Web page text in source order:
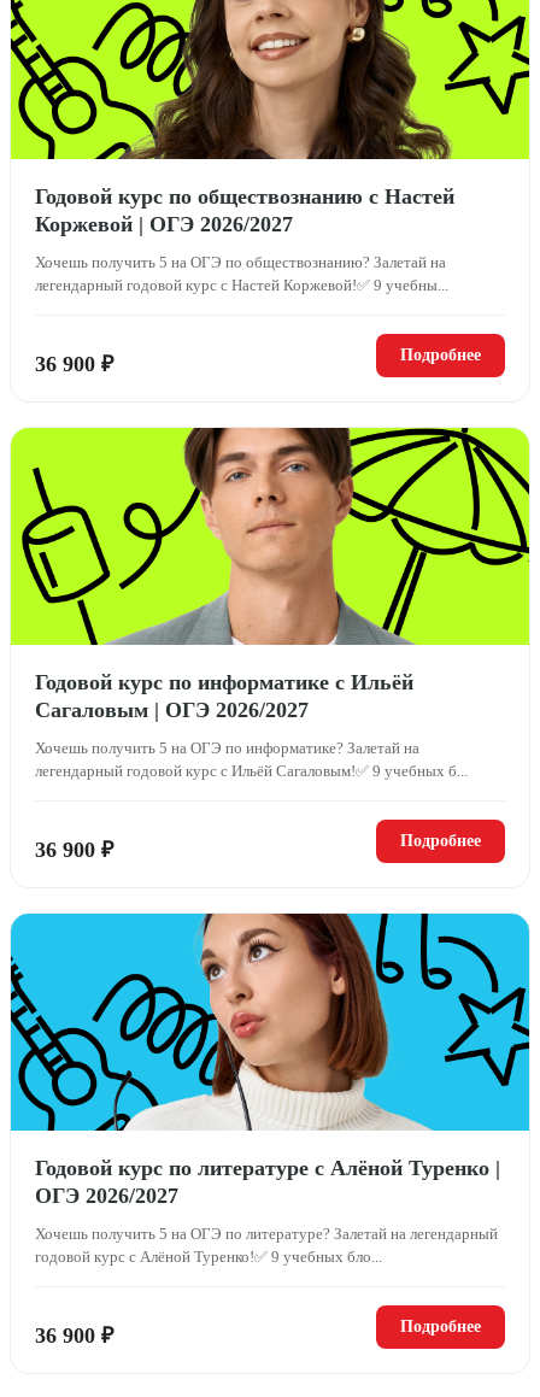
Годовой курс по обществознанию с Настей
Коржевой | ОГЭ 2026/2027
Хочешь получить 5 на ОГЭ по обществознанию? Залетай на
легендарный годовой курс с Настей Коржевой!✅ 9 учебны...
36 900 ₽ Подробнее
Годовой курс по информатике с Ильёй
Сагаловым | ОГЭ 2026/2027
Хочешь получить 5 на ОГЭ по информатике? Залетай на
легендарный годовой курс с Ильёй Сагаловым!✅ 9 учебных б...
36 900 ₽ Подробнее
Годовой курс по литературе с Алёной Туренко |
ОГЭ 2026/2027
Хочешь получить 5 на ОГЭ по литературе? Залетай на легендарный
годовой курс с Алёной Туренко!✅ 9 учебных бло...
36 900 ₽ Подробнее